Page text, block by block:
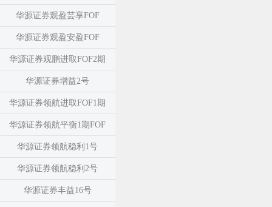
华源证券观盈芸享FOF
华源证券观盈安盈FOF
华源证券观鹏进取FOF2期
华源证券增益2号
华源证券领航进取FOF1期
华源证券领航平衡1期FOF
华源证券领航稳利1号
华源证券领航稳利2号
华源证券丰益16号